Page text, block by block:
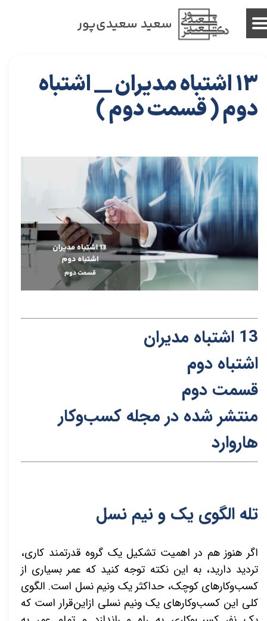
سعید سعیدی‌پور
13 اشتباه مدیران __ اشتباه
دوم ( قسمت دوم )
13 ا شتباه مدیران
اشتباه دوم
قسمت دوم
منتشر شده در مجله کسب‌و‌کار
هاروارد
تله الگوی یک و نیم نسل
اگر هنوز هم در اهمیت تشکیل یک گروه قدرتمند کاری،
تردید دارید، به این نکته توجه کنید که عمر بسیاری از
کسب‌وکارهای کوچک، حداکثر یک ونیم نسل است. الگوی
کلی این کسب‌وکارهای یک ونیم نسلی ازاین‌قرار است که